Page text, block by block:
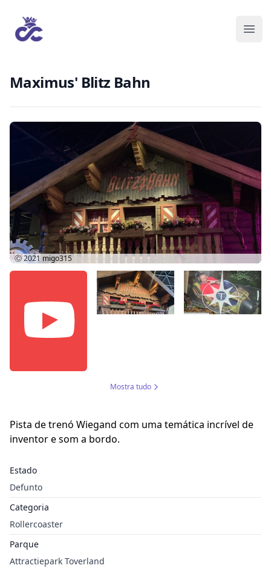
Maximus' Blitz Bahn
Pista de trenó Wiegand com uma temática incrível de
inventor e som a bordo.
Estado
Defunto
Categoria
Rollercoaster
Parque
Attractiepark Toverland
Ⓒ 2021 migo315
Mostra tudo